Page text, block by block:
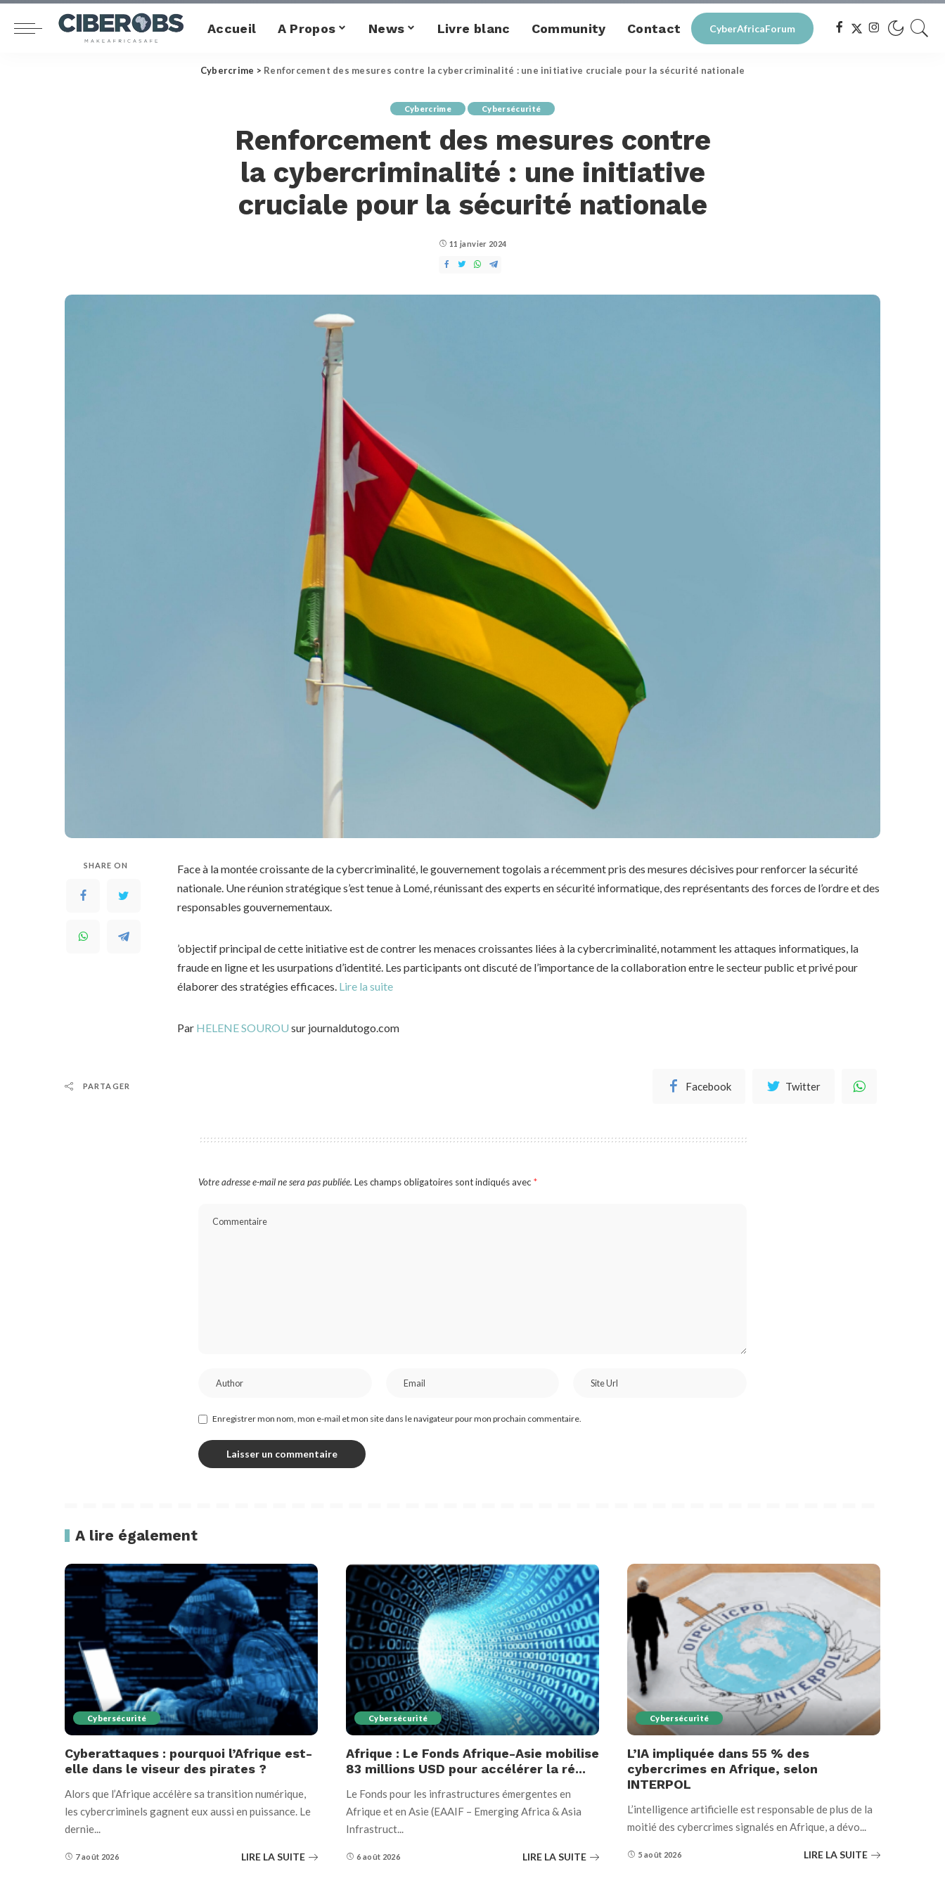
Accueil A Propos News Livre blanc Community Contact CyberAfricaForum
Cybercrime > Renforcement des mesures contre la cybercriminalité : une initiative cruciale pour la sécurité nationale
Cybercrime Cybersécurité
Renforcement des mesures contre
la cybercriminalité : une initiative
cruciale pour la sécurité nationale
11 janvier 2024
SHARE ON
Face à la montée croissante de la cybercriminalité, le gouvernement togolais a récemment pris des mesures décisives pour renforcer la sécurité
nationale. Une réunion stratégique s’est tenue à Lomé, réunissant des experts en sécurité informatique, des représentants des forces de l’ordre et des
responsables gouvernementaux.
’objectif principal de cette initiative est de contrer les menaces croissantes liées à la cybercriminalité, notamment les attaques informatiques, la
fraude en ligne et les usurpations d’identité. Les participants ont discuté de l’importance de la collaboration entre le secteur public et privé pour
élaborer des stratégies efficaces. Lire la suite
Par HELENE SOUROU sur journaldutogo.com
PARTAGER Facebook Twitter
Votre adresse e-mail ne sera pas publiée. Les champs obligatoires sont indiqués avec *
Enregistrer mon nom, mon e-mail et mon site dans le navigateur pour mon prochain commentaire.
A lire également
Cybersécurité
Cyberattaques : pourquoi l’Afrique est-
elle dans le viseur des pirates ?
Alors que l’Afrique accélère sa transition numérique,
les cybercriminels gagnent eux aussi en puissance. Le
dernie...
7 août 2026 LIRE LA SUITE
Cybersécurité
Afrique : Le Fonds Afrique-Asie mobilise
83 millions USD pour accélérer la ré...
Le Fonds pour les infrastructures émergentes en
Afrique et en Asie (EAAIF – Emerging Africa & Asia
Infrastruct...
6 août 2026 LIRE LA SUITE
Cybersécurité
L’IA impliquée dans 55 % des
cybercrimes en Afrique, selon
INTERPOL
L’intelligence artificielle est responsable de plus de la
moitié des cybercrimes signalés en Afrique, a dévo...
5 août 2026 LIRE LA SUITE